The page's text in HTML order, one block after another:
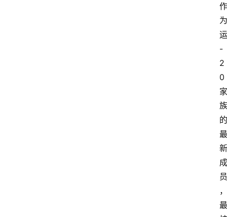
作
为
运
-
2
0
家
族
的
最
新
成
员
，
最